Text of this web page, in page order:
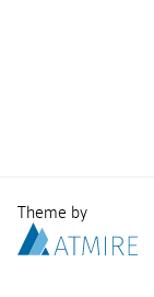
Theme by